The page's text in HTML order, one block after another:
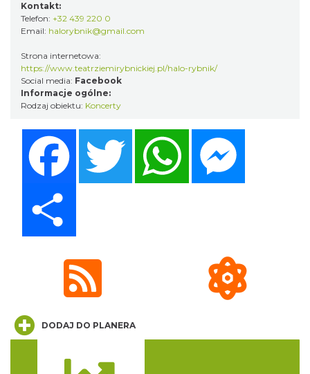
Wodzisław Śląski
11.19 km
Koncert Sandry w Gliwicach
Gliwice
Wystawa prof. Włodzimierza
Kontakt:
Telefon: +32 439 220 0
Email: halorybnik@gmail.com
Strona internetowa:
https://www.teatrziemirybnickiej.pl/halo-rybnik/
Social media: Facebook
Informacje ogólne:
Rodzaj obiektu: Koncerty
Twitter WhatsApp
DODAJ DO PLANERA